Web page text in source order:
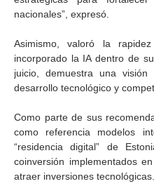
nacionales”, expresó.
Asimismo, valoró la
incorporado la IA dentro de
juicio, demuestra una
desarrollo tecnológico y
Como parte de sus
como referencia modelos
“residencia digital” de
coinversión implementados
atraer inversiones tecnológicas.